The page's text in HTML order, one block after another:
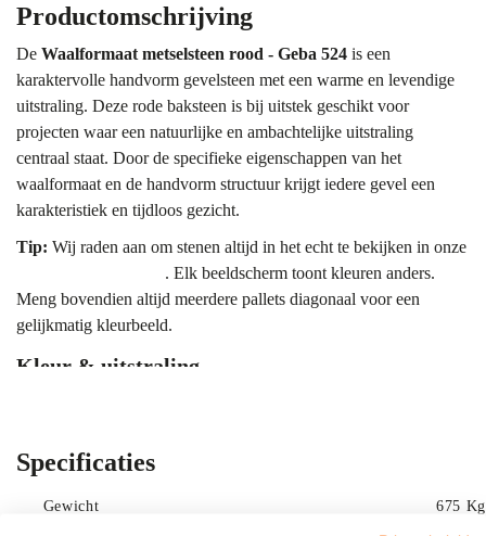
Productomschrijving
De Waalformaat metselsteen rood - Geba 524 is een
karaktervolle handvorm gevelsteen met een warme en levendige
uitstraling. Deze rode baksteen is bij uitstek geschikt voor
projecten waar een natuurlijke en ambachtelijke uitstraling
centraal staat. Door de specifieke eigenschappen van het
waalformaat en de handvorm structuur krijgt iedere gevel een
karakteristiek en tijdloos gezicht.
Tip: Wij raden aan om stenen altijd in het echt te bekijken in onze
. Elk beeldscherm toont kleuren anders.
Meng bovendien altijd meerdere pallets diagonaal voor een
gelijkmatig kleurbeeld.
Kleur & uitstraling
oranjerood tot dieper, donkerder rood. Deze variaties ontstaan
tijdens het bakproces in de oven, waarbij de
temperatuurverschillen dragen bij aan de uiteindelijke
Specificaties
Gewicht 675 Kg